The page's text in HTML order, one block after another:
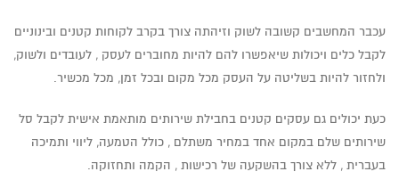
עכבר המחשבים קשובה לשוק וזיהתה צורך בקרב לקוחות קטנים ובינוניים
לקבל כלים ויכולות שיאפשרו להם להיות מחוברים לעסק , לעובדים ולשוק,
ולחזור להיות בשליטה על העסק מכל מקום ובכל זמן, מכל מכשיר.
כעת יכולים גם עסקים קטנים בחבילת שירותים מותאמת אישית לקבל סל
שירותים שלם במקום אחד במחיר משתלם , כולל הטמעה, ליווי ותמיכה
בעברית , ללא צורך בהשקעה של רכישות , הקמה ותחזוקה.